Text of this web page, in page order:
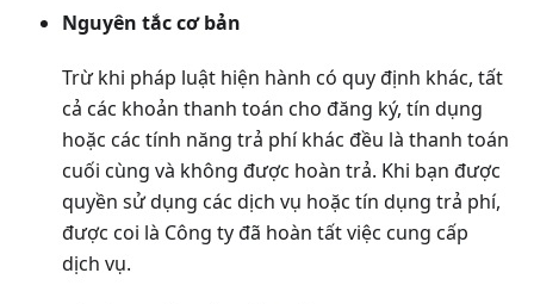
Nguyên tắc cơ bản
Trừ khi pháp luật hiện hành có quy định khác, tất
cả các khoản thanh toán cho đăng ký, tín dụng
hoặc các tính năng trả phí khác đều là thanh toán
cuối cùng và không được hoàn trả. Khi bạn được
quyền sử dụng các dịch vụ hoặc tín dụng trả phí,
được coi là Công ty đã hoàn tất việc cung cấp
dịch vụ.